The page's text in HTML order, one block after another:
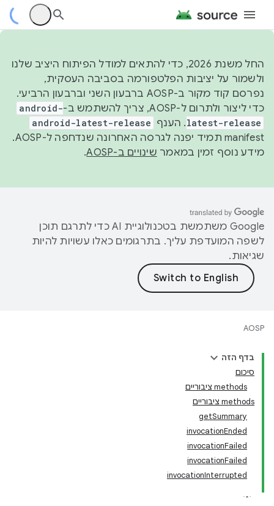
החל משנת 2026, כדי להתאים למודל הפיתוח היציב שלנו
ולשמור על יציבות הפלטפורמה בסביבה העסקית,
נפרסם קוד מקור ב-AOSP ברבעון השני וברבעון הרביעי.
כדי ליצור ולתרום ל-AOSP, צריך להשתמש ב-
android-
latest-release. הענף android-latest-release
manifest תמיד יפנה לגרסה האחרונה שנדחפה ל-AOSP.
מידע נוסף זמין במאמר שינויים ב-AOSP .
‫Google משתמשת בטכנולוגיית AI כדי לתרגם תוכן
לשפה המועדפת עליך. בתרגומים כאלו עשויות להיות
שגיאות.
AOSP
בדף הזה
סיכום
‫methods ציבוריים
‫methods ציבוריים
getSummary
invocationEnded
invocationFailed
invocationFailed
invocationInterrupted